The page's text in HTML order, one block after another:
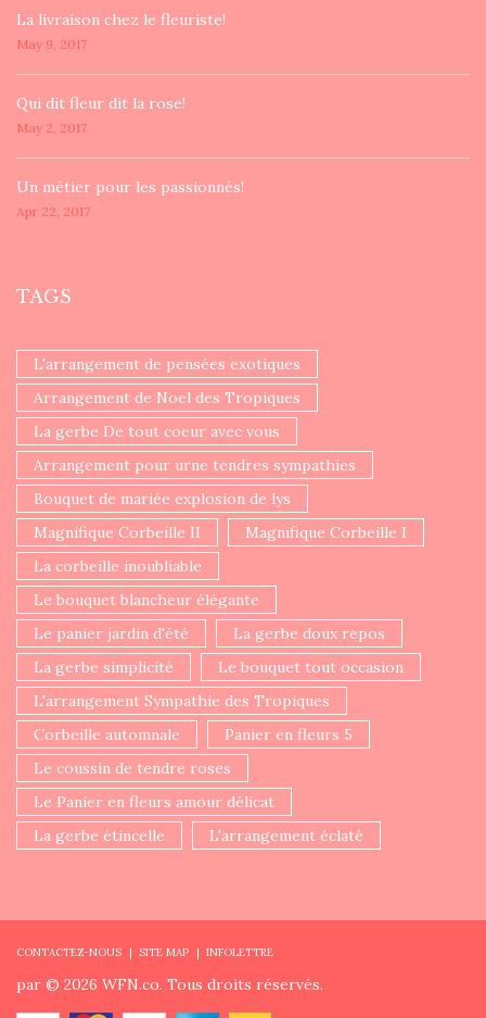
La livraison chez le fleuriste!
May 9, 2017
​Qui dit fleur dit la rose!
May 2, 2017
Un ​métier pour les passionnés​!
Apr 22, 2017
TAGS
L'arrangement de pensées exotiques
Arrangement de Noel des Tropiques
La gerbe De tout coeur avec vous
Arrangement pour urne tendres sympathies
Bouquet de mariée explosion de lys
Magnifique Corbeille II
Magnifique Corbeille I
La corbeille inoubliable
Le bouquet blancheur élégante
Le panier jardin d'été
La gerbe doux repos
La gerbe simplicité
Le bouquet tout occasion
L'arrangement Sympathie des Tropiques
Corbeille automnale
Panier en fleurs 5
Le coussin de tendre roses
Le Panier en fleurs amour délicat
La gerbe étincelle
L'arrangement éclaté
CONTACTEZ-NOUS SITE MAP INFOLETTRE
par © 2026 WFN.co. Tous droits réservés.